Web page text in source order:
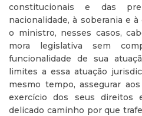
constitucionais e das
nacionalidade, à soberania e
o ministro, nesses casos,
mora legislativa sem
funcionalidade de sua
limites a essa atuação
mesmo tempo, assegurar
exercício dos seus direitos
delicado caminho por que